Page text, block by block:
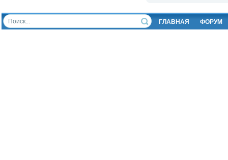
ГЛАВНАЯ ФОРУМ